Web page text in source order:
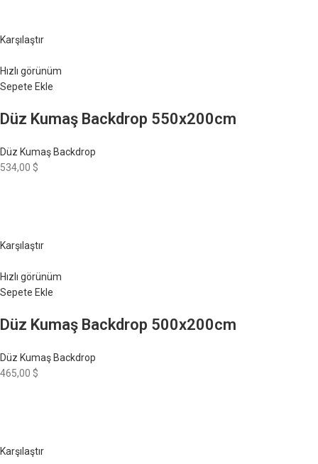
Karşılaştır
Hızlı görünüm
Sepete Ekle
Düz Kumaş Backdrop 550x200cm
Düz Kumaş Backdrop
534,00 $
Karşılaştır
Hızlı görünüm
Sepete Ekle
Düz Kumaş Backdrop 500x200cm
Düz Kumaş Backdrop
465,00 $
Karşılaştır